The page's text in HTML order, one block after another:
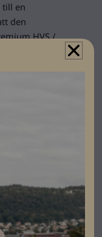
till en
den
HVS /